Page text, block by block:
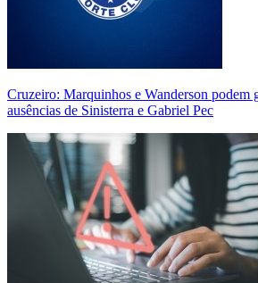
Cruzeiro: Marquinhos e Wanderson podem
ausências de Sinisterra e Gabriel Pec